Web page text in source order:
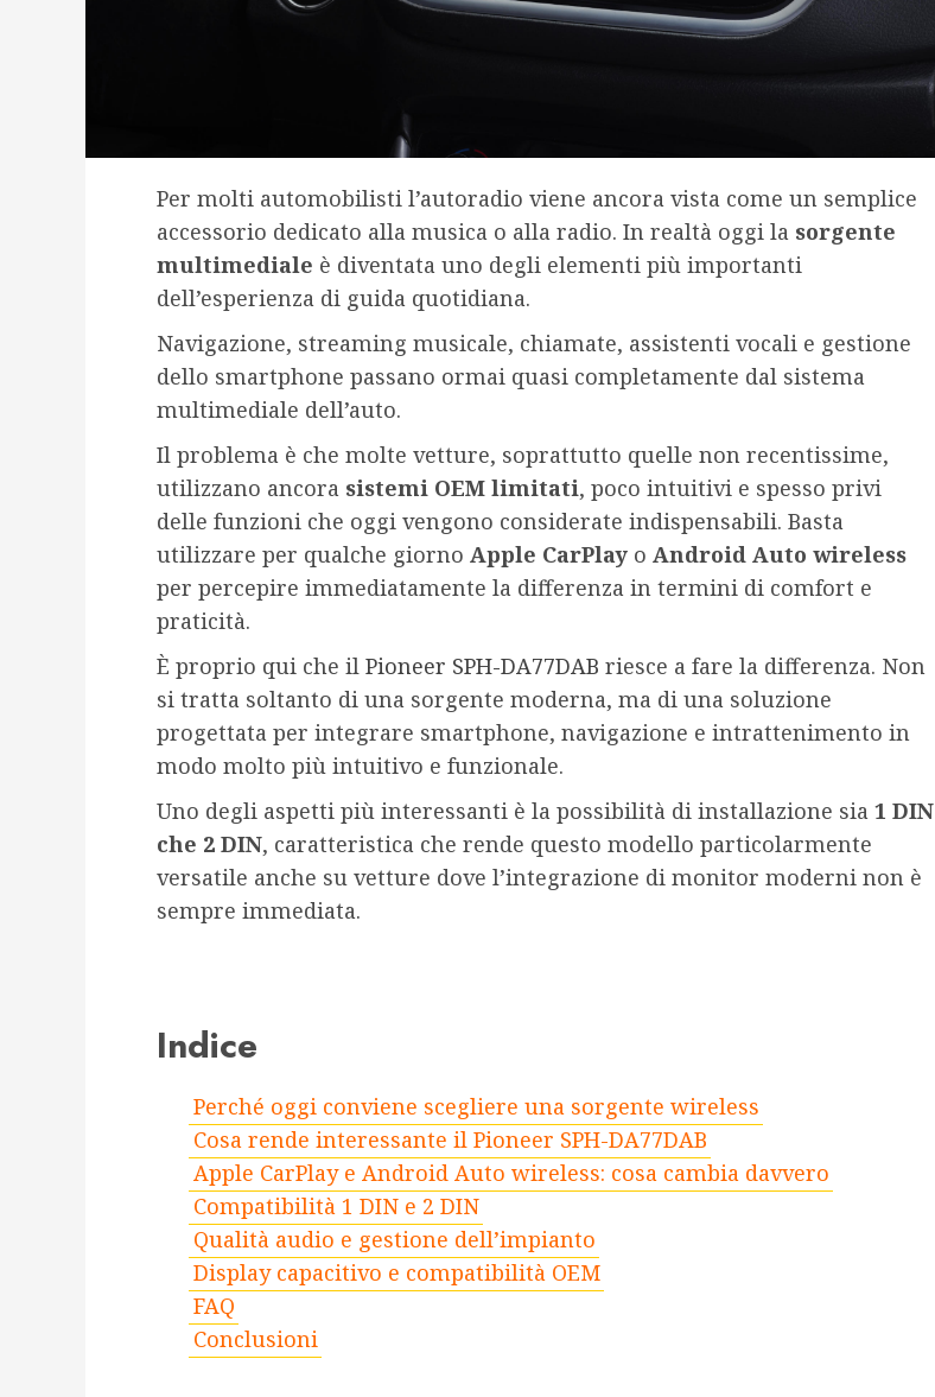
Per molti automobilisti l’autoradio viene ancora vista come un semplice
accessorio dedicato alla musica o alla radio. In realtà oggi la sorgente
multimediale è diventata uno degli elementi più importanti
dell’esperienza di guida quotidiana.
Navigazione, streaming musicale, chiamate, assistenti vocali e gestione
dello smartphone passano ormai quasi completamente dal sistema
multimediale dell’auto.
Il problema è che molte vetture, soprattutto quelle non recentissime,
utilizzano ancora sistemi OEM limitati, poco intuitivi e spesso privi
delle funzioni che oggi vengono considerate indispensabili. Basta
utilizzare per qualche giorno Apple CarPlay o Android Auto wireless
per percepire immediatamente la differenza in termini di comfort e
praticità.
È proprio qui che il Pioneer SPH-DA77DAB riesce a fare la differenza. Non
si tratta soltanto di una sorgente moderna, ma di una soluzione
progettata per integrare smartphone, navigazione e intrattenimento in
modo molto più intuitivo e funzionale.
Uno degli aspetti più interessanti è la possibilità di installazione sia 1 DIN
che 2 DIN, caratteristica che rende questo modello particolarmente
versatile anche su vetture dove l’integrazione di monitor moderni non è
sempre immediata.
Indice
Perché oggi conviene scegliere una sorgente wireless
Cosa rende interessante il Pioneer SPH-DA77DAB
Apple CarPlay e Android Auto wireless: cosa cambia davvero
Compatibilità 1 DIN e 2 DIN
Qualità audio e gestione dell’impianto
Display capacitivo e compatibilità OEM
FAQ
Conclusioni